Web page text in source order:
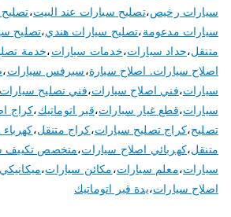
سيارات رخيص،تصليح سيارات عند البيت،
سيارات مدعومة،تصليح سيارات هندي،تصليح
متنقل،حداد سيارات،خدمات سيارات،خدمة
اصلاح سيارات. اصلاح سيارة،سيرفس سيارات،
سيارات،فني اصلاح سيارات،فني تصليح سيارات
سيارات،قطع غيار سيارات،قير اتوماتيك،كراج
تصليح،كراج تصليح سيارات،كراج متنقل،
متنقل،كهربائي اصلاح سيارات،متخصص تكييف
سيارات،معلم سيارات،مكائن سيارات،
اصلاح سيارات،يدة قير اتوماتيك